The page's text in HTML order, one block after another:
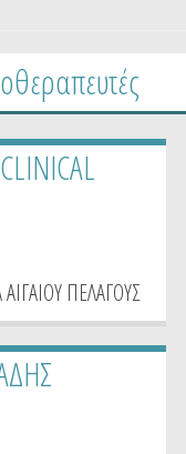
ΠΕΛΑΓΟΥΣ